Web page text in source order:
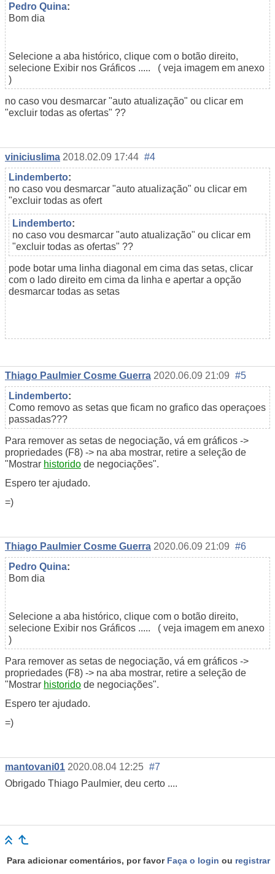
Pedro Quina:
Bom dia
Selecione a aba histórico, clique com o botão direito,
selecione Exibir nos Gráficos ..... ( veja imagem em anexo
)
no caso vou desmarcar "auto atualização" ou clicar em
"excluir todas as ofertas" ??
viniciuslima 2018.02.09 17:44 #4
Lindemberto:
no caso vou desmarcar "auto atualização" ou clicar em
"excluir todas as ofert
Lindemberto:
no caso vou desmarcar "auto atualização" ou clicar em
"excluir todas as ofertas" ??
pode botar uma linha diagonal em cima das setas, clicar
com o lado direito em cima da linha e apertar a opção
desmarcar todas as setas
Thiago Paulmier Cosme Guerra 2020.06.09 21:09 #5
Lindemberto:
Como removo as setas que ficam no grafico das operaçoes
passadas???
Para remover as setas de negociação, vá em gráficos ->
propriedades (F8) -> na aba mostrar, retire a seleção de
"Mostrar historido de negociações".
Espero ter ajudado.
=)
Thiago Paulmier Cosme Guerra 2020.06.09 21:09 #6
Pedro Quina:
Bom dia
Selecione a aba histórico, clique com o botão direito,
selecione Exibir nos Gráficos ..... ( veja imagem em anexo
)
Para remover as setas de negociação, vá em gráficos ->
propriedades (F8) -> na aba mostrar, retire a seleção de
"Mostrar historido de negociações".
Espero ter ajudado.
=)
mantovani01 2020.08.04 12:25 #7
Obrigado Thiago Paulmier, deu certo ....
Para adicionar comentários, por favor Faça o login ou registrar